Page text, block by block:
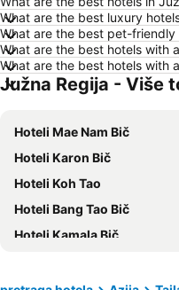
Hoteli Rim
Hoteli Pefkohori
Hoteli Milano
Hoteli Sitonia
Hoteli Santorini
Hoteli Srbija
Hoteli Lefkada
Hoteli Hrvatska Istra
Hoteli Egipat
What are the best luxury
What are the best pet-friendly
What are the best hotels with
What are the best hotels with
Južna Regija - Više
Hoteli Mae Nam Bič
Hoteli Karon Bič
Hoteli Koh Tao
Hoteli Bang Tao Bič
Hoteli Kamala Bič
Hoteli Bo Phut Bič